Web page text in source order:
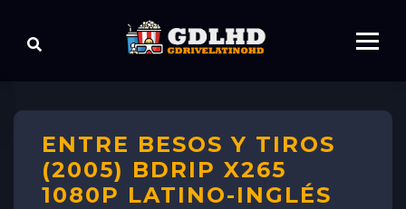
ENTRE BESOS Y TIROS
(2005) BDRIP X265
1080P LATINO-INGLÉS